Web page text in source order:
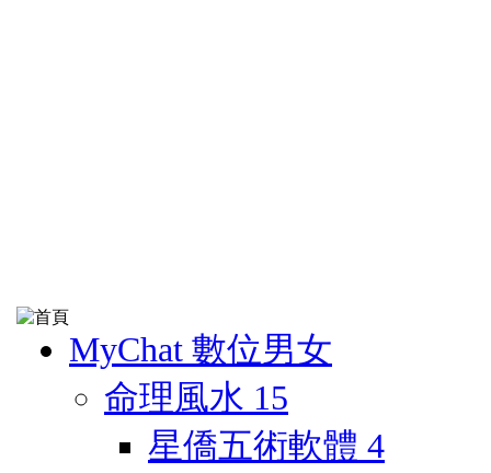
MyChat 數位男女
命理風水 15
星僑五術軟體 4